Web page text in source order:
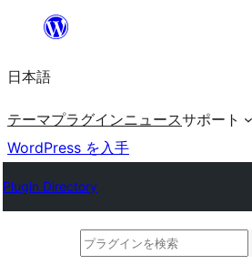
を
ッ
プ
日本語
テーマプラグインニュースサポート
WordPress を入手
Plugin Directory
プ